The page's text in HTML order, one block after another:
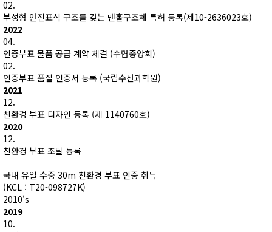
02.
부성형 안전표식 구조를 갖는 맨홀구조체 특허 등록(제10-2636023호)
2022
04.
인증부표 물품 공급 계약 체결 (수협중앙회)
02.
인증부표 품질 인증서 등록 (국립수산과학원)
2021
12.
친환경 부표 디자인 등록 (제 1140760호)
2020
12.
친환경 부표 조달 등록
국내 유일 수중 30m 친환경 부표 인증 취득
(KCL : T20-098727K)
2010's
2019
10.